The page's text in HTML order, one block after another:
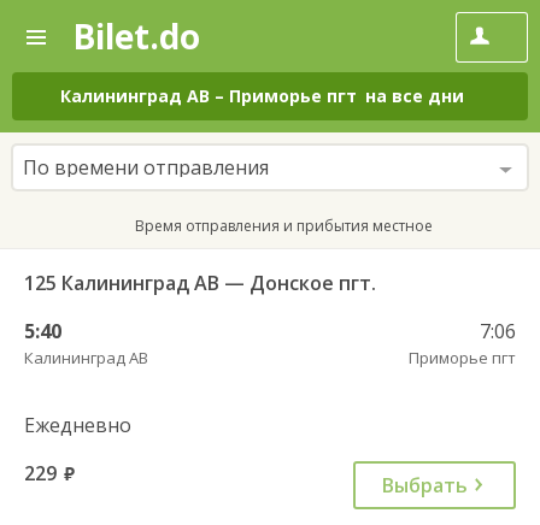
—
Поиск
и
покупка
билетов
на
автобус
онлайн
Bilet.do
Калининград АВ – Приморье пгт на все дни
По времени отправления
Время отправления и прибытия местное
125 Калининград АВ — Донское пгт.
5:40
Калининград АВ
7:06
Приморье пгт
Ежедневно
229 руб. Выбрать